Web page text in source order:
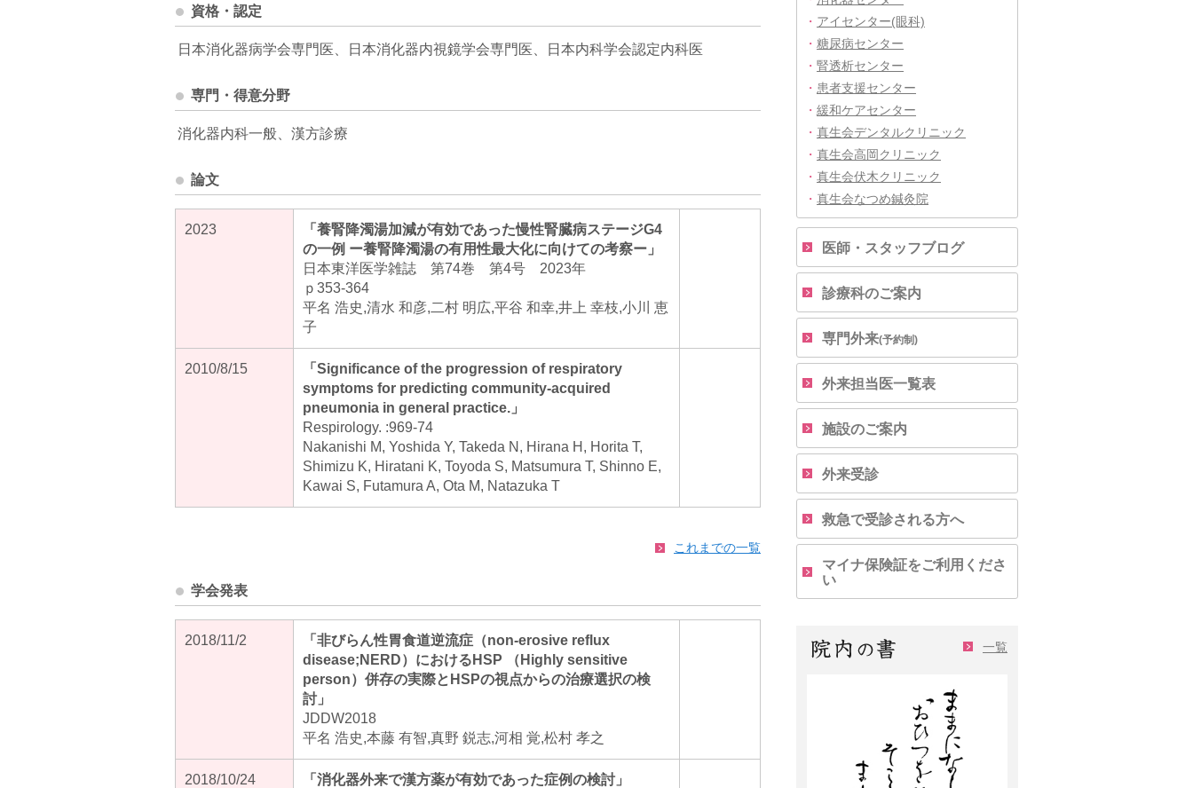
資格・認定
日本消化器病学会専門医、日本消化器内視鏡学会専門医、日本内科学会認定内科医
専門・得意分野
消化器内科一般、漢方診療
論文
2023
「養腎降濁湯加減が有効であった慢性腎臓病ステージG4
の一例 ー養腎降濁湯の有用性最大化に向けての考察ー」
日本東洋医学雑誌 第74巻 第4号 2023年
ｐ353-364
平名 浩史,清水 和彦,二村 明広,平谷 和幸,井上 幸枝,小川 恵
子
2010/8/15
「Significance of the progression of respiratory
symptoms for predicting community-acquired
pneumonia in general practice.」
Respirology. :969-74
Nakanishi M, Yoshida Y, Takeda N, Hirana H, Horita T,
Shimizu K, Hiratani K, Toyoda S, Matsumura T, Shinno E,
Kawai S, Futamura A, Ota M, Natazuka T
これまでの一覧
学会発表
2018/11/2
「非びらん性胃食道逆流症（non-erosive reflux
disease;NERD）におけるHSP （Highly sensitive
person）併存の実際とHSPの視点からの治療選択の検
討」
JDDW2018
平名 浩史,本藤 有智,真野 鋭志,河相 覚,松村 孝之
2018/10/24
「消化器外来で漢方薬が有効であった症例の検討」
・ アイセンター(眼科)
・ 糖尿病センター
・ 腎透析センター
・ 患者支援センター
・ 緩和ケアセンター
・ 真生会デンタルクリニック
・ 真生会高岡クリニック
・ 真生会伏木クリニック
・ 真生会なつめ鍼灸院
医師・スタッフブログ
診療科のご案内
専門外来(予約制)
外来担当医一覧表
施設のご案内
外来受診
救急で受診される方へ
マイナ保険証をご利用くださ
い
一覧